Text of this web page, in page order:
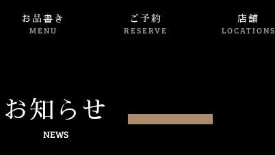
お品書き
MENU
ご予約
RESERVE
店舗
LOCATIONS
お知らせ
NEWS